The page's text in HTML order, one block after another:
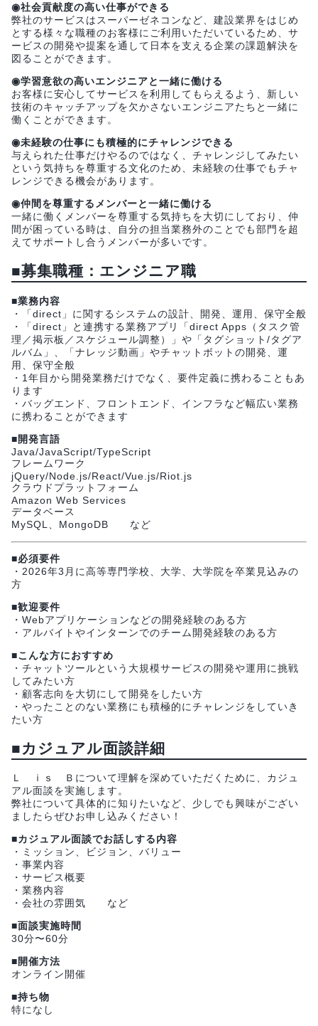
◉社会貢献度の高い仕事ができる
弊社のサービスはスーパーゼネコンなど、建設業界をはじめ
とする様々な職種のお客様にご利用いただいているため、サ
ービスの開発や提案を通して日本を支える企業の課題解決を
図ることができます。
◉学習意欲の高いエンジニアと一緒に働ける
お客様に安心してサービスを利用してもらえるよう、新しい
技術のキャッチアップを欠かさないエンジニアたちと一緒に
働くことができます。
◉未経験の仕事にも積極的にチャレンジできる
与えられた仕事だけやるのではなく、チャレンジしてみたい
という気持ちを尊重する文化のため、未経験の仕事でもチャ
レンジできる機会があります。
◉仲間を尊重するメンバーと一緒に働ける
一緒に働くメンバーを尊重する気持ちを大切にしており、仲
間が困っている時は、自分の担当業務外のことでも部門を超
えてサポートし合うメンバーが多いです。
■募集職種：エンジニア職
■業務内容
・「direct」に関するシステムの設計、開発、運用、保守全般
・「direct」と連携する業務アプリ「direct Apps（タスク管
理／掲示板／スケジュール調整）」や「タグショット/タグア
ルバム」、「ナレッジ動画」やチャットボットの開発、運
用、保守全般
・1年目から開発業務だけでなく、要件定義に携わることもあ
ります
・バッグエンド、フロントエンド、インフラなど幅広い業務
に携わることができます
■開発言語
Java/JavaScript/TypeScript
フレームワーク
jQuery/Node.js/React/Vue.js/Riot.js
クラウドプラットフォーム
Amazon Web Services
データベース
MySQL、MongoDB など
■必須要件
・2026年3月に高等専門学校、大学、大学院を卒業見込みの
方
■歓迎要件
・Webアプリケーションなどの開発経験のある方
・アルバイトやインターンでのチーム開発経験のある方
■こんな方におすすめ
・チャットツールという大規模サービスの開発や運用に挑戦
してみたい方
・顧客志向を大切にして開発をしたい方
・やったことのない業務にも積極的にチャレンジをしていき
たい方
■カジュアル面談詳細
Ｌ ｉｓ Ｂについて理解を深めていただくために、カジュ
アル面談を実施します。
弊社について具体的に知りたいなど、少しでも興味がござい
ましたらぜひお申し込みください！
■カジュアル面談でお話しする内容
・ミッション、ビジョン、バリュー
・事業内容
・サービス概要
・業務内容
・会社の雰囲気 など
■面談実施時間
30分〜60分
■開催方法
オンライン開催
■持ち物
特になし